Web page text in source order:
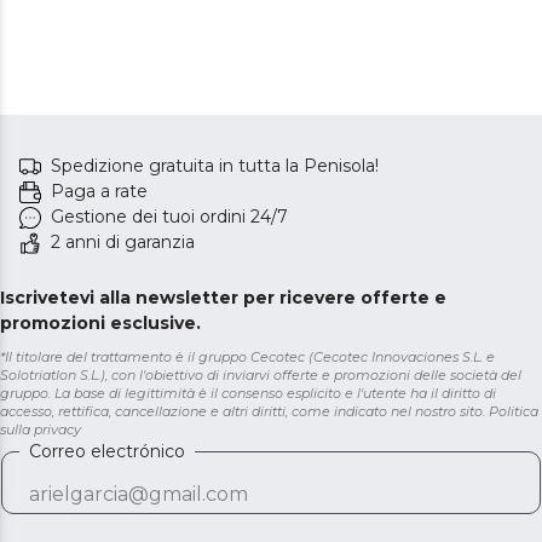
Spedizione gratuita in tutta la Penisola!
Paga a rate
Gestione dei tuoi ordini 24/7
2 anni di garanzia
Iscrivetevi alla newsletter per ricevere offerte e
promozioni esclusive.
*Il titolare del trattamento è il gruppo Cecotec (Cecotec Innovaciones S.L. e
Solotriatlon S.L.), con l'obiettivo di inviarvi offerte e promozioni delle società del
gruppo. La base di legittimità è il consenso esplicito e l'utente ha il diritto di
accesso, rettifica, cancellazione e altri diritti, come indicato nel nostro sito. Politica
sulla privacy
Correo electrónico